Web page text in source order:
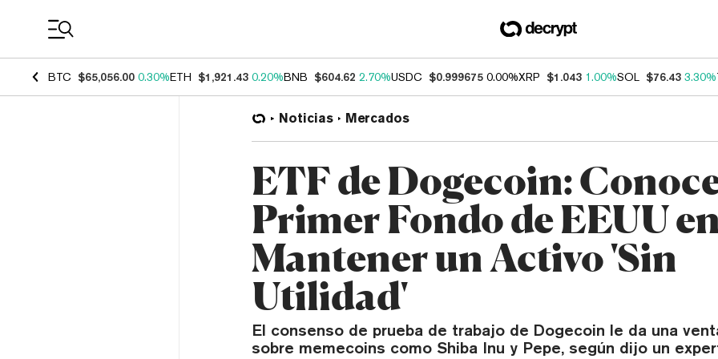
BTC $65,056.00 0.30%ETH $1,921.43 0.20%BNB $604.62 2.70%USDC $0.999675 0.00%XRP $1.043 1.00%SOL $76.43 3.30%
Noticias Mercados
ETF de Dogecoin:
Primer Fondo de EEUU
Mantener un Activo 'Sin
Utilidad'
El consenso de prueba de trabajo de Dogecoin le da una
sobre memecoins como Shiba Inu y Pepe, según dijo un